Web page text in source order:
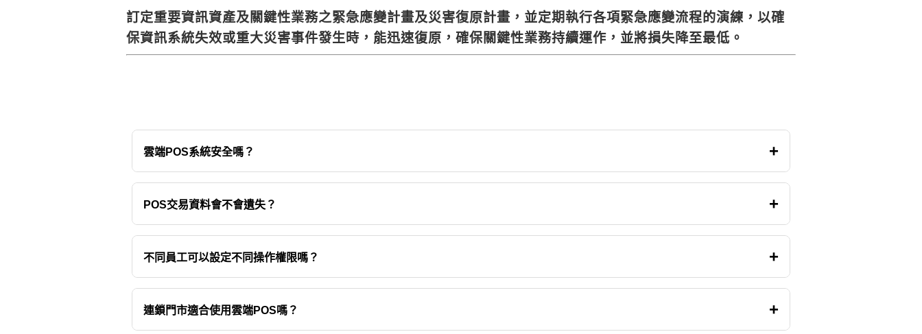
訂定重要資訊資產及關鍵性業務之緊急應變計畫及災害復原計畫，並定期執行各項緊急應變流程的演練，以確
保資訊系統失效或重大災害事件發生時，能迅速復原，確保關鍵性業務持續運作，並將損失降至最低。
雲端POS系統安全嗎？ +
POS交易資料會不會遺失？
+
不同員工可以設定不同操作權限嗎？
+
連鎖門市適合使用雲端POS嗎？
+